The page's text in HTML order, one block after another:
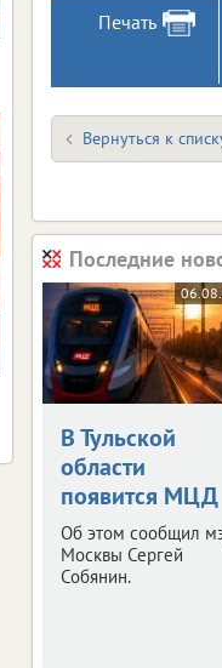
Печать
Вернуться к
Последние
В Тульской
области
появится МЦД
Об этом сообщил
Москвы Сергей
Собянин.